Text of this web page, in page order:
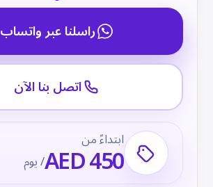
راسلنا عبر واتساب
اتصل بنا الآن
ابتداءً من
AED 450/ يوم